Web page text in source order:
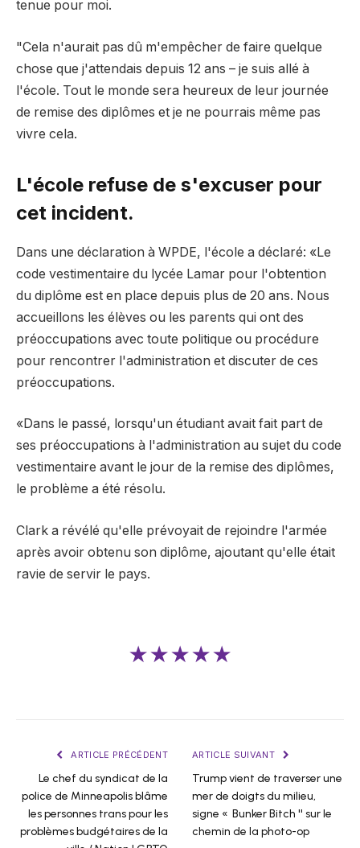
tenue pour moi.
"Cela n'aurait pas dû m'empêcher de faire quelque
chose que j'attendais depuis 12 ans – je suis allé à
l'école. Tout le monde sera heureux de leur journée
de remise des diplômes et je ne pourrais même pas
vivre cela.
L'école refuse de s'excuser pour
cet incident.
Dans une déclaration à WPDE, l'école a déclaré: «Le
code vestimentaire du lycée Lamar pour l'obtention
du diplôme est en place depuis plus de 20 ans. Nous
accueillons les élèves ou les parents qui ont des
préoccupations avec toute politique ou procédure
pour rencontrer l'administration et discuter de ces
préoccupations.
«Dans le passé, lorsqu'un étudiant avait fait part de
ses préoccupations à l'administration au sujet du code
vestimentaire avant le jour de la remise des diplômes,
le problème a été résolu.
Clark a révélé qu'elle prévoyait de rejoindre l'armée
après avoir obtenu son diplôme, ajoutant qu'elle était
ravie de servir le pays.
★★★★★
ARTICLE PRÉCÉDENT
Le chef du syndicat de la
police de Minneapolis blâme
les personnes trans pour les
problèmes budgétaires de la
ARTICLE SUIVANT
Trump vient de traverser une
mer de doigts du milieu,
signe « Bunker Bitch '' sur le
chemin de la photo-op